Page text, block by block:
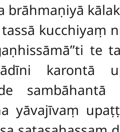
brāhmaṇiyā
kucchiyaṃ
te
karontā
sambāhantā
yāvajīvaṃ